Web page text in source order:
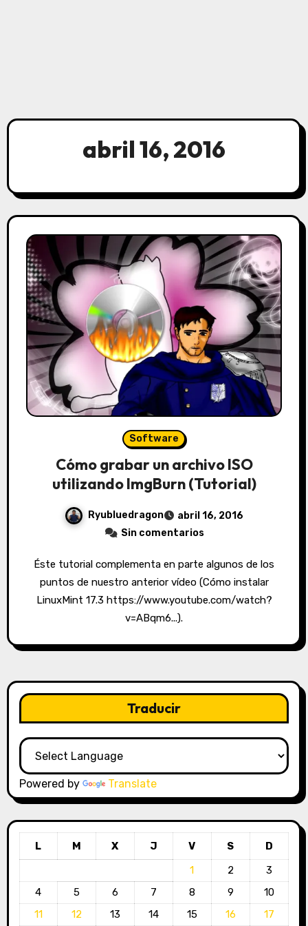
abril 16, 2016
Software
Cómo grabar un archivo ISO
utilizando ImgBurn (Tutorial)
Ryubluedragon
abril 16, 2016
Sin comentarios
Éste tutorial complementa en parte algunos de los
puntos de nuestro anterior vídeo (Cómo instalar
LinuxMint 17.3 https://www.youtube.com/watch?
v=ABqm6...).
Traducir
Powered by Translate
L M X J V S
D
1
2
3
4
5 6 7 8 9
10
11
12 13 14 15 16
17